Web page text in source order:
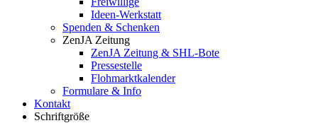
Ideen-Werkstatt
Spenden & Schenken
ZenJA Zeitung
ZenJA Zeitung & SHL-Bote
Pressestelle
Flohmarktkalender
Formulare & Info
Kontakt
Schriftgröße